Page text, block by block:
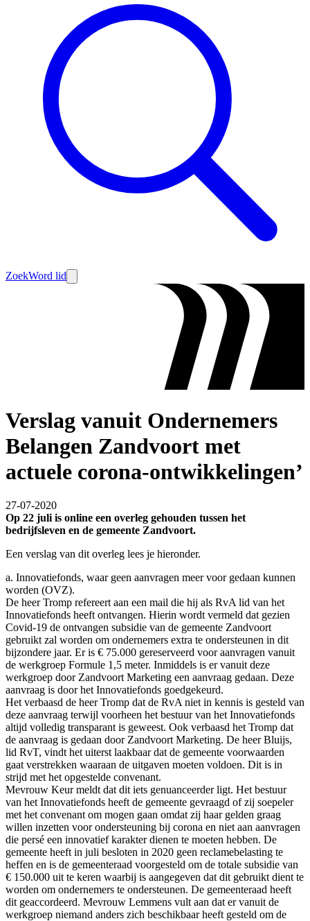
ZoekWord lid
Verslag vanuit Ondernemers
Belangen Zandvoort met
actuele corona-ontwikkelingen’
27-07-2020
Op 22 juli is online een overleg gehouden tussen het
bedrijfsleven en de gemeente Zandvoort.
Een verslag van dit overleg lees je hieronder.
a. Innovatiefonds, waar geen aanvragen meer voor gedaan kunnen
worden (OVZ).
De heer Tromp refereert aan een mail die hij als RvA lid van het
Innovatiefonds heeft ontvangen. Hierin wordt vermeld dat gezien
Covid-19 de ontvangen subsidie van de gemeente Zandvoort
gebruikt zal worden om ondernemers extra te ondersteunen in dit
bijzondere jaar. Er is € 75.000 gereserveerd voor aanvragen vanuit
de werkgroep Formule 1,5 meter. Inmiddels is er vanuit deze
werkgroep door Zandvoort Marketing een aanvraag gedaan. Deze
aanvraag is door het Innovatiefonds goedgekeurd.
Het verbaasd de heer Tromp dat de RvA niet in kennis is gesteld van
deze aanvraag terwijl voorheen het bestuur van het Innovatiefonds
altijd volledig transparant is geweest. Ook verbaasd het Tromp dat
de aanvraag is gedaan door Zandvoort Marketing. De heer Bluijs,
lid RvT, vindt het uiterst laakbaar dat de gemeente voorwaarden
gaat verstrekken waaraan de uitgaven moeten voldoen. Dit is in
strijd met het opgestelde convenant.
Mevrouw Keur meldt dat dit iets genuanceerder ligt. Het bestuur
van het Innovatiefonds heeft de gemeente gevraagd of zij soepeler
met het convenant om mogen gaan omdat zij haar gelden graag
willen inzetten voor ondersteuning bij corona en niet aan aanvragen
die persé een innovatief karakter dienen te moeten hebben. De
gemeente heeft in juli besloten in 2020 geen reclamebelasting te
heffen en is de gemeenteraad voorgesteld om de totale subsidie van
€ 150.000 uit te keren waarbij is aangegeven dat dit gebruikt dient te
worden om ondernemers te ondersteunen. De gemeenteraad heeft
dit geaccordeerd. Mevrouw Lemmens vult aan dat er vanuit de
werkgroep niemand anders zich beschikbaar heeft gesteld om de